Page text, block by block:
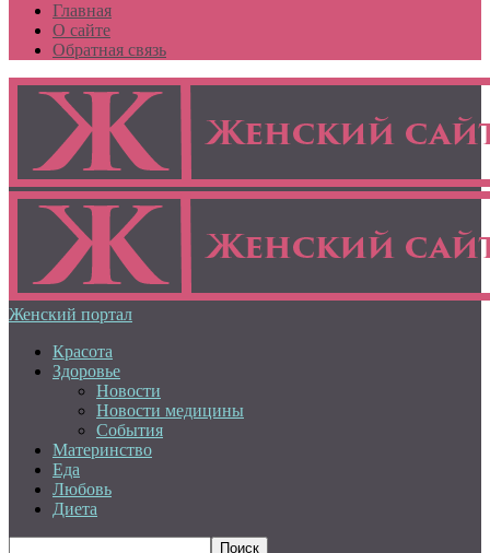
Главная
О сайте
Обратная связь
Женский портал
Красота
Здоровье
Новости
Новости медицины
События
Материнство
Еда
Любовь
Диета